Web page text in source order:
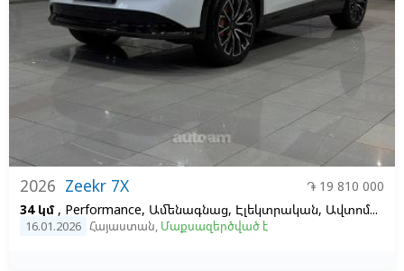
2026 Zeekr 7X
֏ 19 810 000
34 կմ , Performance, Ամենագնաց, Էլեկտրական, Ավտոմատ, 100, 2
16.01.2026 Հայաստան, Մաքսազերծված է